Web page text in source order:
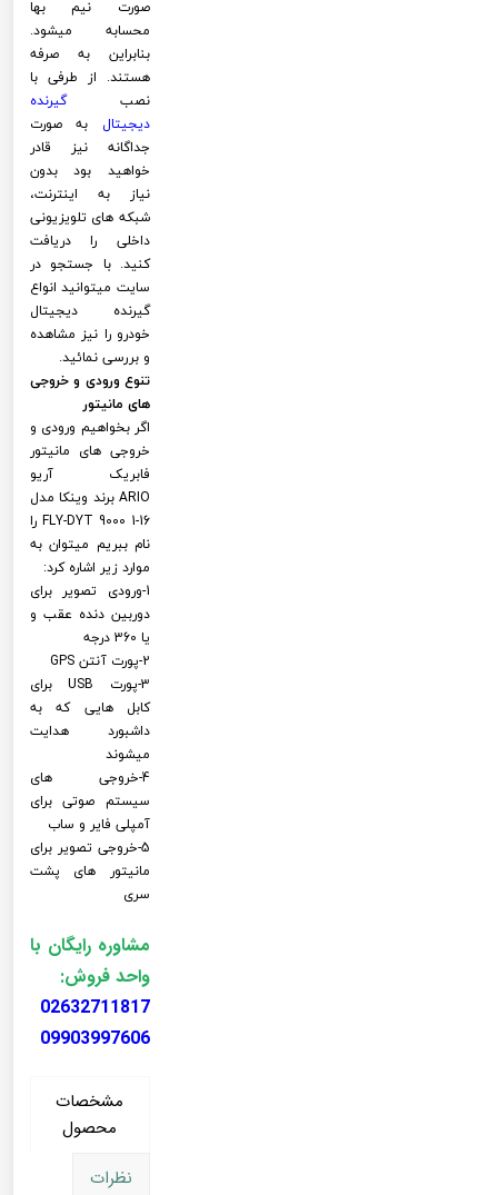
صورت نیم بها
محسابه میشود.
بنابراین به صرفه
هستند. از طرفی با
نصبگیرنده
دیجیتال به صورت
جداگانه نیز قادر
خواهید بود بدون
نیاز به اینترنت،
شبکه های تلویزیونی
داخلی را دریافت
کنید. با جستجو در
سایت میتوانید انواع
گیرنده دیجیتال
خودرو را نیز مشاهده
و بررسی نمائید.
تنوع ورودی و خروجی
های مانیتور
اگر بخواهیم ورودی و
خروجی های مانیتور
فابریک آریو
ARIO برند وینکا مدل
FLY-DYT 9000 1-16 را
نام ببریم میتوان به
موارد زیر اشاره کرد:
1-ورودی تصویر برای
دوربین دنده عقب و
یا 360 درجه
2-پورت آنتن GPS
3-پورت USB برای
کابل هایی که به
داشبورد هدایت
میشوند
4-خروجی های
سیستم صوتی برای
آمپلی فایر و ساب
5-خروجی تصویر برای
مانیتور های پشت
سری
مشاوره رایگان با
واحد فروش:
02632711817
09903997606
مشخصات
محصول
نظرات